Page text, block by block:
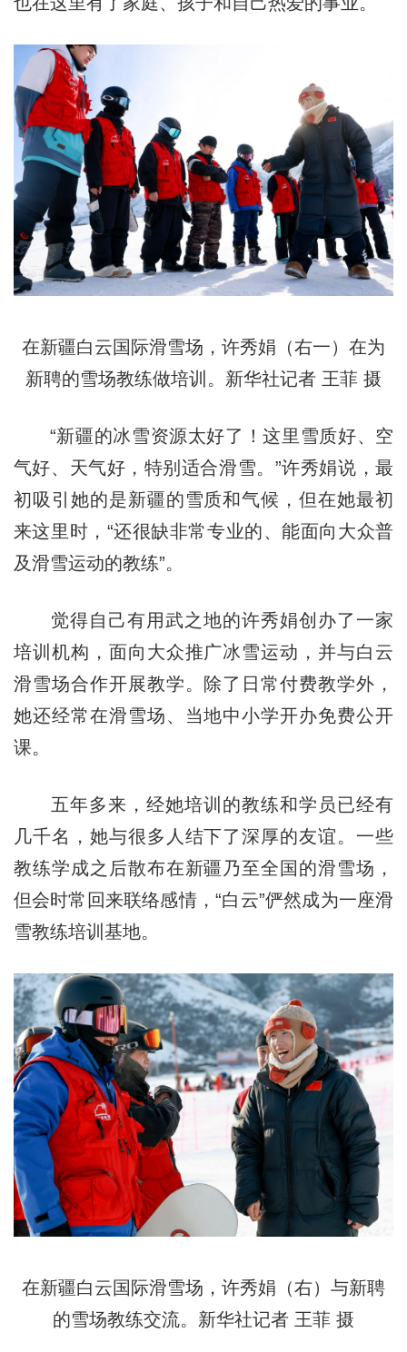
在新疆白云国际滑雪场，许秀娟（右一）在为
新聘的雪场教练做培训。新华社记者 王菲 摄
“新疆的冰雪资源太好了！这里雪质好、空
气好、天气好，特别适合滑雪。”许秀娟说，最
初吸引她的是新疆的雪质和气候，但在她最初
来这里时，“还很缺非常专业的、能面向大众普
及滑雪运动的教练”。
觉得自己有用武之地的许秀娟创办了一家
培训机构，面向大众推广冰雪运动，并与白云
滑雪场合作开展教学。除了日常付费教学外，
她还经常在滑雪场、当地中小学开办免费公开
课。
五年多来，经她培训的教练和学员已经有
几千名，她与很多人结下了深厚的友谊。一些
教练学成之后散布在新疆乃至全国的滑雪场，
但会时常回来联络感情，“白云”俨然成为一座滑
雪教练培训基地。
在新疆白云国际滑雪场，许秀娟（右）与新聘
的雪场教练交流。新华社记者 王菲 摄